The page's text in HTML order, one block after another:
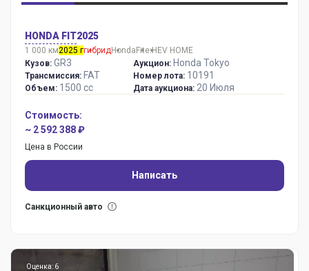
HONDA FIT2025
1 000 км2025 ггибридHonda Fite:HEV HOME
Кузов: GR3
Трансмиссия: FAT
Объем: 1500 сс
Аукцион: Honda Tokyo
Номер лота: 10191
Дата аукциона: 20 Июля
Стоимость:
~ 2 592 388 ₽
Цена в России
Написать
Санкционный авто
Оценка: 6